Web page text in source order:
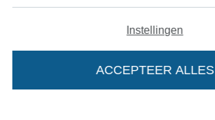
Wissel naar de Duitse shop
Instellingen
ACCEPTEER ALLES